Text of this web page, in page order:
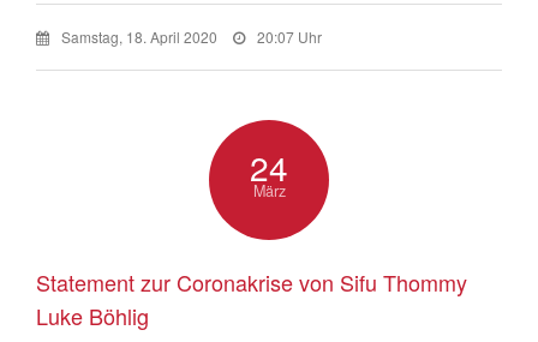
Samstag, 18. April 2020 20:07 Uhr
24
März
Statement zur Coronakrise von Sifu Thommy
Luke Böhlig